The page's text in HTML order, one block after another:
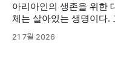
아리아인의 생존을 위한 대
체는 살아있는 생명이다. 그래서 상황의 변화에 따라 둘로 분
기원전 2000년경, 중앙아
21 7월 2026